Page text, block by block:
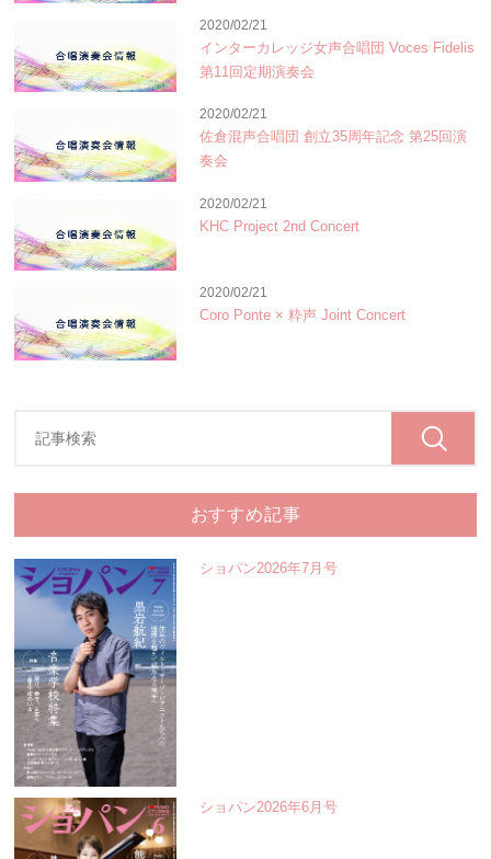
2020/02/21
インターカレッジ女声合唱団 Voces Fidelis
第11回定期演奏会
2020/02/21
佐倉混声合唱団 創立35周年記念 第25回演
奏会
2020/02/21
KHC Project 2nd Concert
2020/02/21
Coro Ponte × 粋声 Joint Concert
おすすめ記事
ショパン2026年7月号
ショパン2026年6月号